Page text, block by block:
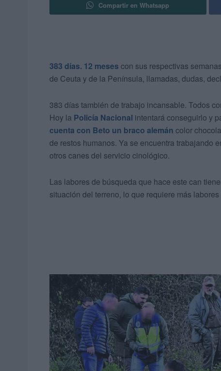
Compartir en Whatsapp
383 días. 12 meses con sus respectivas
de Ceuta y de la Península, llamadas, dudas,
383 días también de trabajo incansable. Todos
Hoy la Policía Nacional intentará conseguirlo y
cuenta con Beto un braco alemán color
de restos humanos. Ya se encuentra trabajando
otros canes del servicio cinológico.
Las labores de búsqueda que hace este can
situación del terreno, lo que requiere más